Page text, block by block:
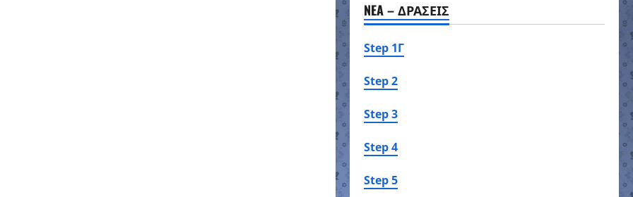
NEA – ΔΡΑΣΕΙΣ
Step 1Γ
Step 2
Step 3
Step 4
Step 5